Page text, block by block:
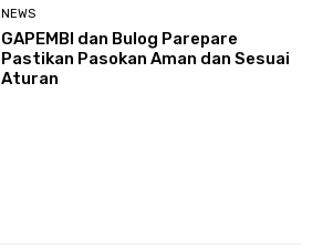
NEWS
GAPEMBI dan Bulog Parepare
Pastikan Pasokan Aman dan Sesuai
Aturan